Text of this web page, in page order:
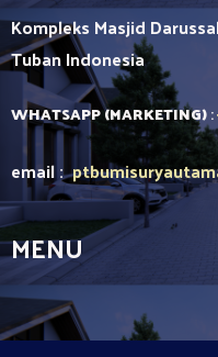
Kompleks Masjid
TubanIndonesia
WHATSAPP (MARKETING):
email :
MENU